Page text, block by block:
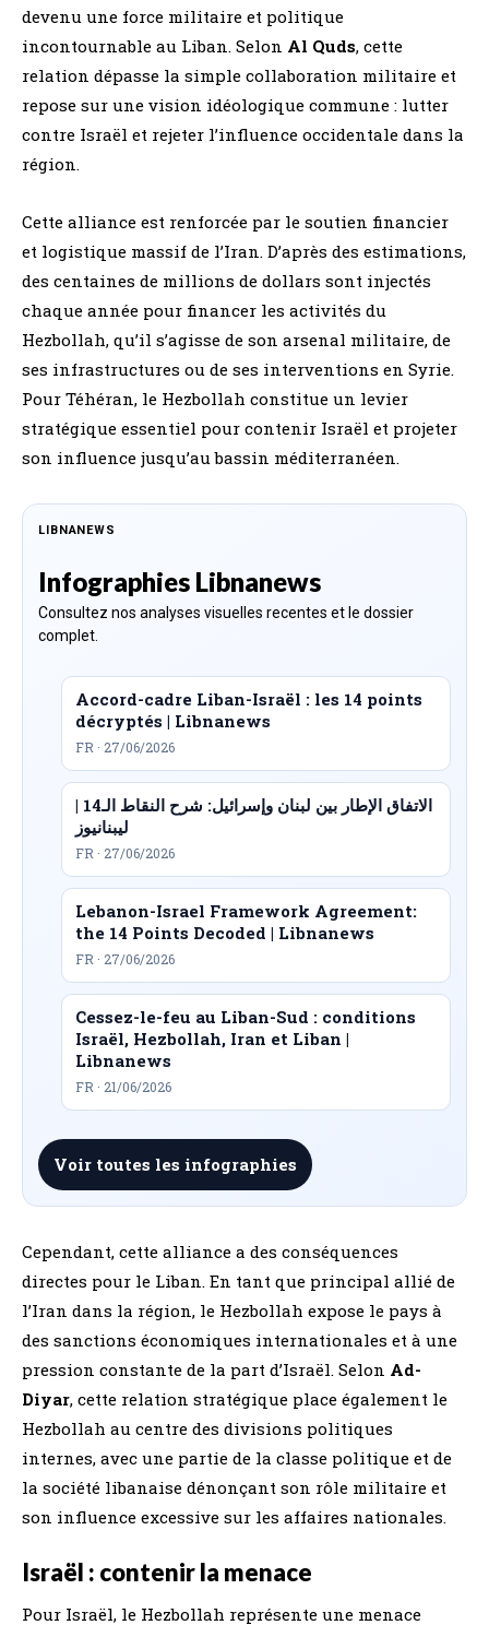
devenu une force militaire et politique
incontournable au Liban. Selon Al Quds, cette
relation dépasse la simple collaboration militaire et
repose sur une vision idéologique commune : lutter
contre Israël et rejeter l’influence occidentale dans la
région.
Cette alliance est renforcée par le soutien financier
et logistique massif de l’Iran. D’après des estimations,
des centaines de millions de dollars sont injectés
chaque année pour financer les activités du
Hezbollah, qu’il s’agisse de son arsenal militaire, de
ses infrastructures ou de ses interventions en Syrie.
Pour Téhéran, le Hezbollah constitue un levier
stratégique essentiel pour contenir Israël et projeter
son influence jusqu’au bassin méditerranéen.
LIBNANEWS
Infographies Libnanews
Consultez nos analyses visuelles recentes et le dossier
complet.
Accord-cadre Liban-Israël : les 14 points
décryptés | Libnanews
FR · 27/06/2026
الاتفاق الإطار بين لبنان وإسرائيل: شرح النقاط الـ14 |
ليبنانيوز
FR · 27/06/2026
Lebanon-Israel Framework Agreement:
the 14 Points Decoded | Libnanews
FR · 27/06/2026
Cessez-le-feu au Liban-Sud : conditions
Israël, Hezbollah, Iran et Liban |
Libnanews
FR · 21/06/2026
Voir toutes les infographies
Cependant, cette alliance a des conséquences
directes pour le Liban. En tant que principal allié de
l’Iran dans la région, le Hezbollah expose le pays à
des sanctions économiques internationales et à une
pression constante de la part d’Israël. Selon Ad-
Diyar, cette relation stratégique place également le
Hezbollah au centre des divisions politiques
internes, avec une partie de la classe politique et de
la société libanaise dénonçant son rôle militaire et
son influence excessive sur les affaires nationales.
Israël : contenir la menace
Pour Israël, le Hezbollah représente une menace